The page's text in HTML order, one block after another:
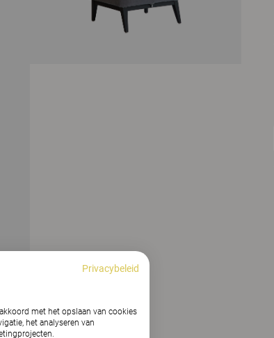
WEERGEVEN
Privacybeleid
met het opslaan van cookies
het analyseren van